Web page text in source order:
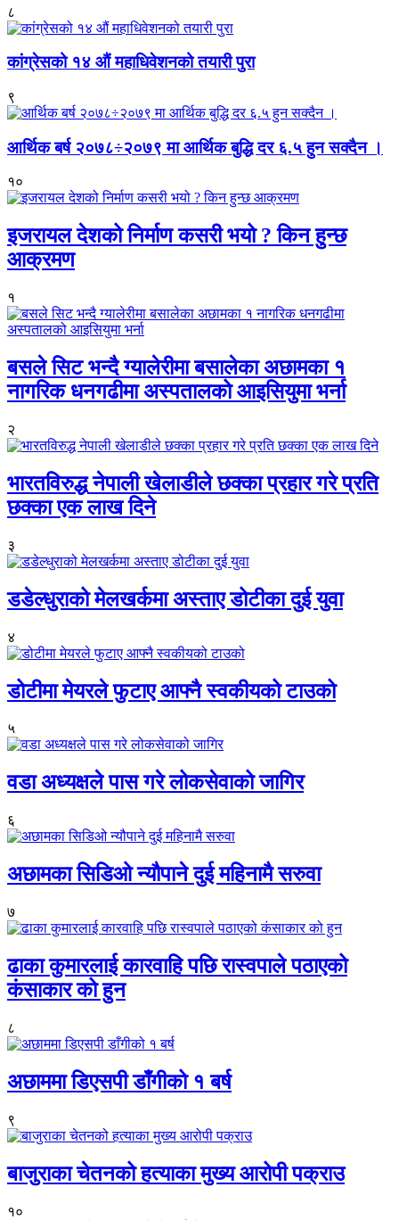
८
कांग्रेसको १४ औं महाधिवेशनको तयारी पुरा
९
आर्थिक बर्ष २०७८÷२०७९ मा आर्थिक बुद्धि दर ६.५ हुन सक्दैन ।
१०
इजरायल देशको निर्माण कसरी भयो ? किन हुन्छ
आक्रमण
१
बसले सिट भन्दै ग्यालेरीमा बसालेका अछामका १
नागरिक धनगढीमा अस्पतालको आइसियुमा भर्ना
२
भारतविरुद्ध नेपाली खेलाडीले छक्का प्रहार गरे प्रति
छक्का एक लाख दिने
३
डडेल्धुराको मेलखर्कमा अस्ताए डोटीका दुई युवा
४
डोटीमा मेयरले फुटाए आफ्नै स्वकीयको टाउको
५
वडा अध्यक्षले पास गरे लोकसेवाको जागिर
६
अछामका सिडिओ न्यौपाने दुई महिनामै सरुवा
७
ढाका कुमारलाई कारवाहि पछि रास्वपाले पठाएको
कंसाकार को हुन
८
अछाममा डिएसपी डाँगीको १ बर्ष
९
बाजुराका चेतनको हत्याका मुख्य आरोपी पक्राउ
१०